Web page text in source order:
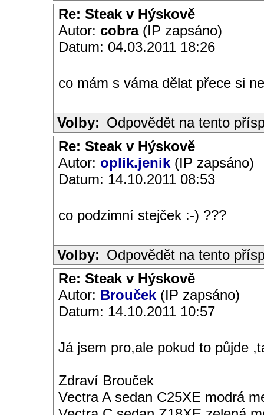
Re: Steak v Hýskově
Autor: cobra(IP zapsáno)
Datum: 04.03.2011 18:26
co mám s váma dělat přece si
Volby: Odpovědět na tento
Re: Steak v Hýskově
Autor: oplik.jenik (IP zapsáno)
Datum: 14.10.2011 08:53
co podzimní stejček :-) ???
Volby: Odpovědět na tento
Re: Steak v Hýskově
Autor: Brouček (IP zapsáno)
Datum: 14.10.2011 10:57
Já jsem pro,ale pokud to půjde
Zdraví Brouček
Vectra A sedan C25XE modrá